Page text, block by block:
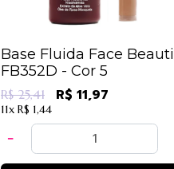
Base Fluida Face
FB352D - Cor 5
R$ 25,41 R$ 11,97
11x R$ 1,44